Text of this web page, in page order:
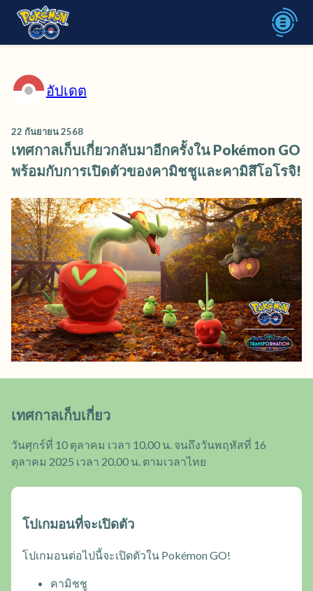
อัปเดต
22 กันยายน 2568
เทศกาลเก็บเกี่ยวกลับมาอีกครั้งใน Pokémon GO
พร้อมกับการเปิดตัวของคามิชชูและคามิสึโอโรจิ!
เทศกาลเก็บเกี่ยว
วันศุกร์ที่ 10 ตุลาคม เวลา 10.00 น. จนถึงวันพฤหัสที่ 16
ตุลาคม 2025 เวลา 20.00 น. ตามเวลาไทย
โปเกมอนที่จะเปิดตัว
โปเกมอนต่อไปนี้จะเปิดตัวใน Pokémon GO!
คามิชชู